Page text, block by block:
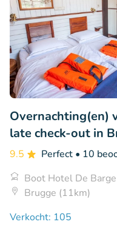
Overnachting(en)
late check-out in
9.5 Perfect • 10
Boot Hotel De Barge
Brugge (11km)
Verkocht: 105